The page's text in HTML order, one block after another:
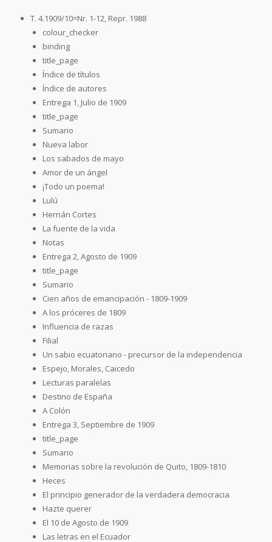
T. 4.1909/10=Nr. 1-12, Repr. 1988
colour_checker
binding
title_page
Índice de títulos
Índice de autores
Entrega 1, Julio de 1909
title_page
Sumario
Nueva labor
Los sabados de mayo
Amor de un ángel
¡Todo un poema!
Lulú
Hernán Cortes
La fuente de la vida
Notas
Entrega 2, Agosto de 1909
title_page
Sumario
Cien años de emancipación - 1809-1909
A los próceres de 1809
Influencia de razas
Filial
Un sabio ecuatoriano - precursor de la independencia
Espejo, Morales, Caicedo
Lecturas paralelas
Destino de España
A Colón
Entrega 3, Septiembre de 1909
title_page
Sumario
Memorias sobre la revolución de Quito, 1809-1810
Heces
El principio generador de la verdadera democracia
Hazte querer
El 10 de Agosto de 1909
Las letras en el Ecuador